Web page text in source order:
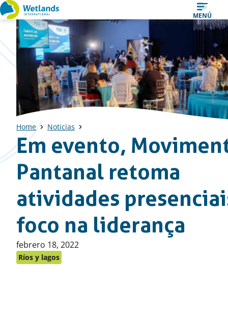
Ir
al
contenido
MENÚ
Home Noticias
Em evento,
Pantanal retoma
atividades
foco na liderança
Publicado
en:
febrero 18, 2022
Ríos y lagos